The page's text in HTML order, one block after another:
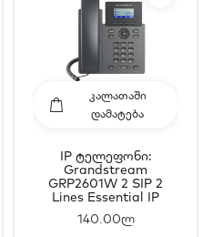
ᲙᲐᲚᲐᲗᲐᲨᲘ
ᲓᲐᲛᲐᲢᲔᲑᲐ
IP Ტელეფონი:
Grandstream
GRP2601W 2 SIP 2
Lines Essential IP
140.00ლ